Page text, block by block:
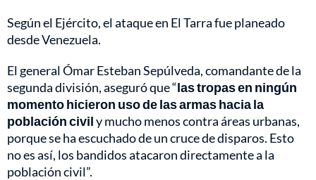
Según el Ejército, el ataque en El Tarra fue planeado
desde Venezuela.
El general Ómar Esteban Sepúlveda, comandante de la
segunda división, aseguró que “las tropas en ningún
momento hicieron uso de las armas hacia la
población civily mucho menos contra áreas urbanas,
porque se ha escuchado de un cruce de disparos. Esto
no es así, los bandidos atacaron directamente a la
población civil”.